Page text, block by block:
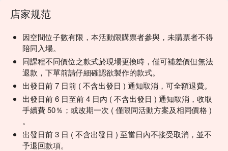
店家规范
因空間位子數有限，本活動限購票者參與，未購票者不得
陪同入場。
同課程不同價位之款式於現場更換時，僅可補差價但無法
退款，下單前請仔細確認欲製作的款式。
出發日前 7 日前 ( 不含出發日 ) 通知取消，可全額退費。
出發日前 6 日至前 4 日內 ( 不含出發日 ) 通知取消，收取
手續費 50％；或改期一次 ( 僅限同活動方案及相同價格 )
。
出發日前 3 日 ( 不含出發日 ) 至當日內不接受取消，並不
予退回款項。